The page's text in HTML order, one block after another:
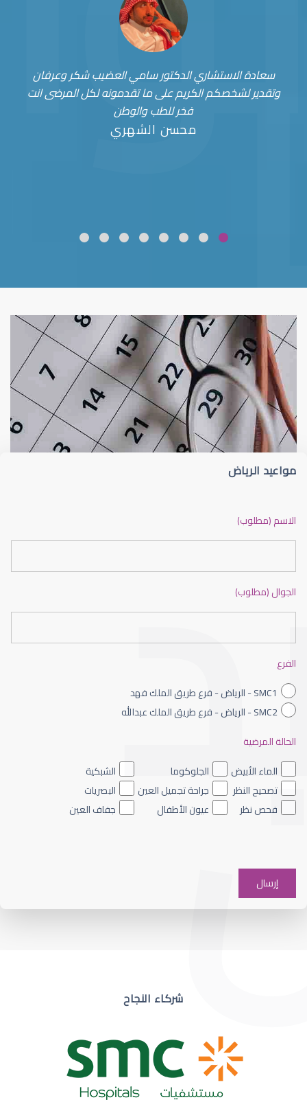
سعادة الاستشاري الدكتور سامي العضيب شكر وعرفان
وتقدير لشخصكم الكريم على ما تقدمونه لكل المرضى انت
فخر للطب والوطن
محسن الشهري
قلوبال لرعاية العين ضعف نظر
ضعف نظر الاطفال
ضعف نظر العين اليسرى
ضعف نظر مفاجئ
مواعيد الرياض
الاسم (مطلوب)
الجوال (مطلوب)
الفرع
SMC1 - الرياض - فرع طريق الملك فهد
SMC2 - الرياض - فرع طريق الملك عبدالله
الحالة المرضية
الماء الأبيض
الجلوكوما
الشبكية
تصحيح النظر
جراحة تجميل العين
البصريات
فحص نظر
عيون الأطفال جفاف العين
شركاء النجاح